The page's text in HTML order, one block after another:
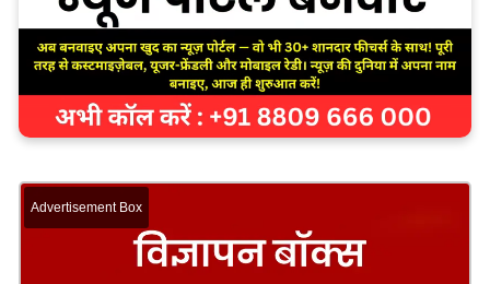
Advertisement Box